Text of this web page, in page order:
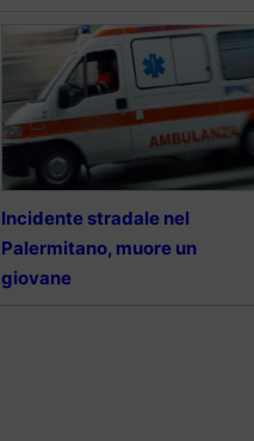
Incidente stradale nel
Palermitano, muore un
giovane